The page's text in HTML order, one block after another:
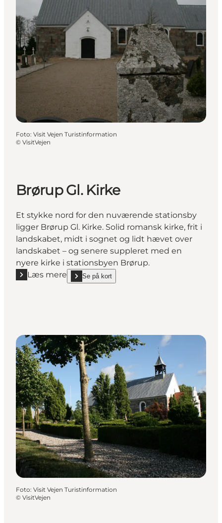
Foto: Visit Vejen Turistinformation
© VisitVejen
Brørup Gl. Kirke
Et stykke nord for den nuværende stationsby
ligger Brørup Gl. Kirke. Solid romansk kirke, frit i
landskabet, midt i sognet og lidt hævet over
landskabet – og senere suppleret med en
nyere kirke i stationsbyen Brørup.
Læs mere
Læs mere "Brørup Gl. Kirke"
Se på kort
show Brørup Gl. Kirke on_map
Foto: Visit Vejen Turistinformation
© VisitVejen